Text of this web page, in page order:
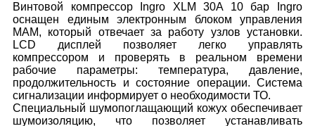
Винтовой компрессор Ingro XLM 30A 10 бар Ingro
оснащен единым электронным блоком управления
MAM, который отвечает за работу узлов установки.
LCD дисплей позволяет легко управлять
компрессором и проверять в реальном времени
рабочие параметры: температура, давление,
продолжительность и состояние операции. Система
сигнализации информирует о необходимости ТО.
Специальный шумопоглащающий кожух обеспечивает
шумоизоляцию, что позволяет устанавливать